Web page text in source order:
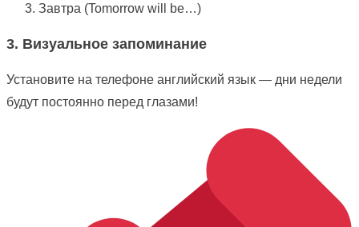
Завтра (Tomorrow will be…)
3. Визуальное запоминание
Установите на телефоне английский язык — дни недели
будут постоянно перед глазами!